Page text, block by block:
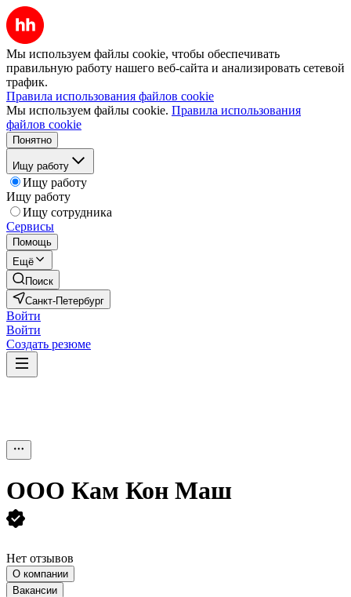
Мы используем файлы cookie, чтобы обеспечивать
правильную работу нашего веб-сайта и анализировать сетевой
трафик.
Правила использования файлов cookie
Мы используем файлы cookie. Правила использования
файлов cookie
Понятно
Ищу работу
Ищу работу
Ищу работу
Ищу сотрудника
Сервисы
Помощь
Ещё
Поиск
Санкт-Петербург
Войти
Войти
Создать резюме
ООО Кам Кон Маш
Нет отзывов
О компании
Вакансии